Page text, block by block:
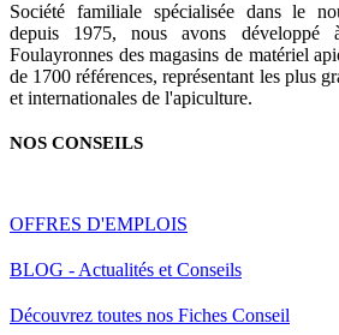
Société familiale spécialisée dans le
depuis 1975, nous avons développé
Foulayronnes des magasins de matériel
de 1700 références, représentant les plus
et internationales de l'apiculture.
NOS CONSEILS
OFFRES D'EMPLOIS
BLOG - Actualités et Conseils
Découvrez toutes nos Fiches Conseil